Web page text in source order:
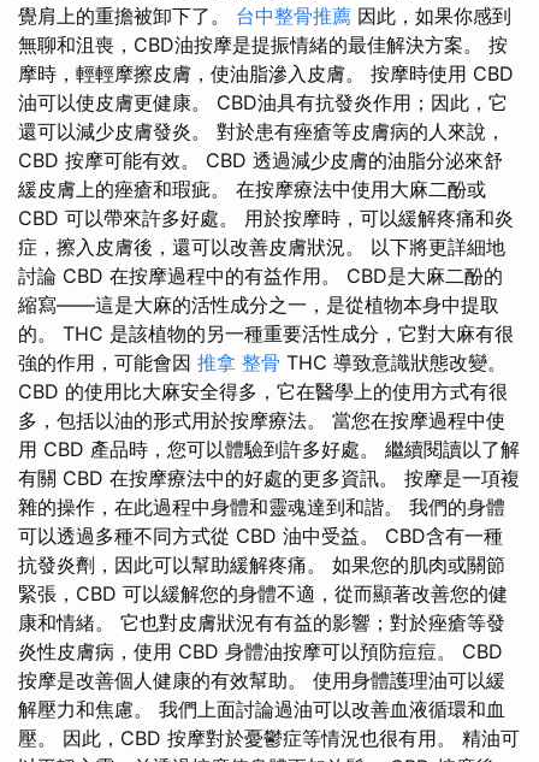
覺肩上的重擔被卸下了。 台中整骨推薦 因此，如果你感到
無聊和沮喪，CBD油按摩是提振情緒的最佳解決方案。 按
摩時，輕輕摩擦皮膚，使油脂滲入皮膚。 按摩時使用 CBD
油可以使皮膚更健康。 CBD油具有抗發炎作用；因此，它
還可以減少皮膚發炎。 對於患有痤瘡等皮膚病的人來說，
CBD 按摩可能有效。 CBD 透過減少皮膚的油脂分泌來舒
緩皮膚上的痤瘡和瑕疵。 在按摩療法中使用大麻二酚或
CBD 可以帶來許多好處。 用於按摩時，可以緩解疼痛和炎
症，擦入皮膚後，還可以改善皮膚狀況。 以下將更詳細地
討論 CBD 在按摩過程中的有益作用。 CBD是大麻二酚的
縮寫——這是大麻的活性成分之一，是從植物本身中提取
的。 THC 是該植物的另一種重要活性成分，它對大麻有很
強的作用，可能會因 推拿 整骨 THC 導致意識狀態改變。
CBD 的使用比大麻安全得多，它在醫學上的使用方式有很
多，包括以油的形式用於按摩療法。 當您在按摩過程中使
用 CBD 產品時，您可以體驗到許多好處。 繼續閱讀以了解
有關 CBD 在按摩療法中的好處的更多資訊。 按摩是一項複
雜的操作，在此過程中身體和靈魂達到和諧。 我們的身體
可以透過多種不同方式從 CBD 油中受益。 CBD含有一種
抗發炎劑，因此可以幫助緩解疼痛。 如果您的肌肉或關節
緊張，CBD 可以緩解您的身體不適，從而顯著改善您的健
康和情緒。 它也對皮膚狀況有有益的影響；對於痤瘡等發
炎性皮膚病，使用 CBD 身體油按摩可以預防痘痘。 CBD
按摩是改善個人健康的有效幫助。 使用身體護理油可以緩
解壓力和焦慮。 我們上面討論過油可以改善血液循環和血
壓。 因此，CBD 按摩對於憂鬱症等情況也很有用。 精油可